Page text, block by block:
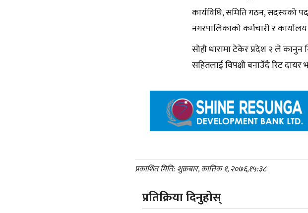
कार्यविधि, समिति गठन, सदस्यको
नगरपालिकाको कर्मचारी र
सोही धारामा टेकेर प्रदेश २ ले कानुन
सहितलाई विपक्षी बनाउँदै रिट दायर
प्रकाशित मिति: शुक्रबार, कात्तिक १, २०७६,१५:३८
प्रतिक्रिया दिनुहोस्